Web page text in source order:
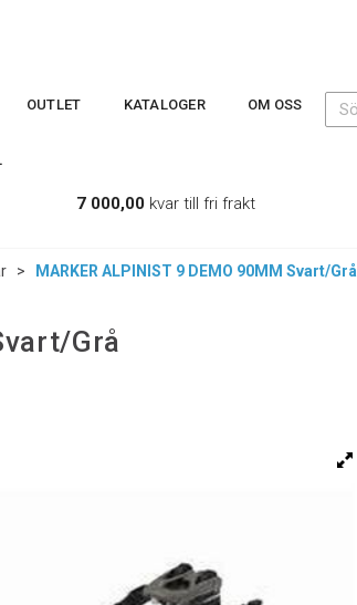
OUTLET KATALOGER OM OSS
7 000,00 kvar till fri frakt
> MARKER ALPINIST 9 DEMO 90MM Svart/Grå
Grå